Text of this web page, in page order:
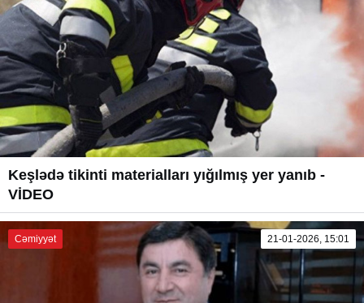
Keşlədə tikinti materialları yığılmış yer yanıb -
VİDEO
Cəmiyyət 21-01-2026, 15:01